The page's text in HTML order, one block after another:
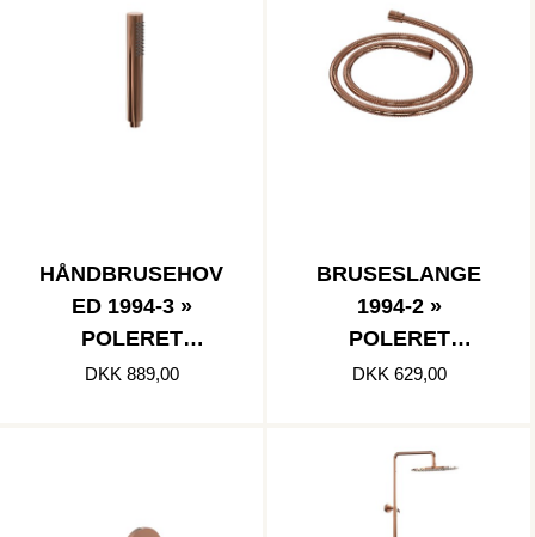
HÅNDBRUSEHOV
ED 1994-3 »
POLERET
KOBBER
DKK 889,00
BRUSESLANGE
1994-2 »
POLERET
KOBBER
DKK 629,00